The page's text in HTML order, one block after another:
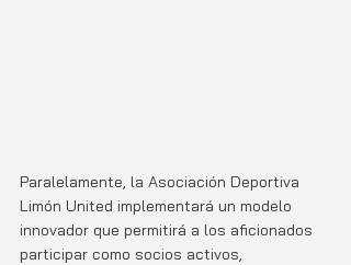
Paralelamente, la Asociación Deportiva
Limón United implementará un modelo
innovador que permitirá a los aficionados
participar como socios activos,